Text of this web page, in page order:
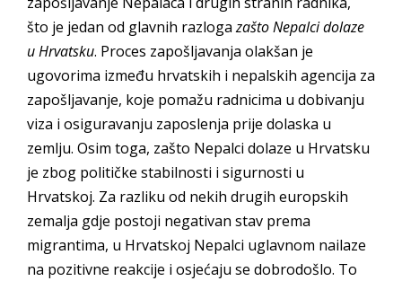
što je jedan od glavnih razlogazašto Nepalci dolaze
u Hrvatsku. Proces zapošljavanja olakšan je
ugovorima između hrvatskih i nepalskih agencija za
zapošljavanje, koje pomažu radnicima u dobivanju
viza i osiguravanju zaposlenja prije dolaska u
zemlju. Osim toga, zašto Nepalci dolaze u Hrvatsku
je zbog političke stabilnosti i sigurnosti u
Hrvatskoj. Za razliku od nekih drugih europskih
zemalja gdje postoji negativan stav prema
migrantima, u Hrvatskoj Nepalci uglavnom nailaze
na pozitivne reakcije i osjećaju se dobrodošlo. To